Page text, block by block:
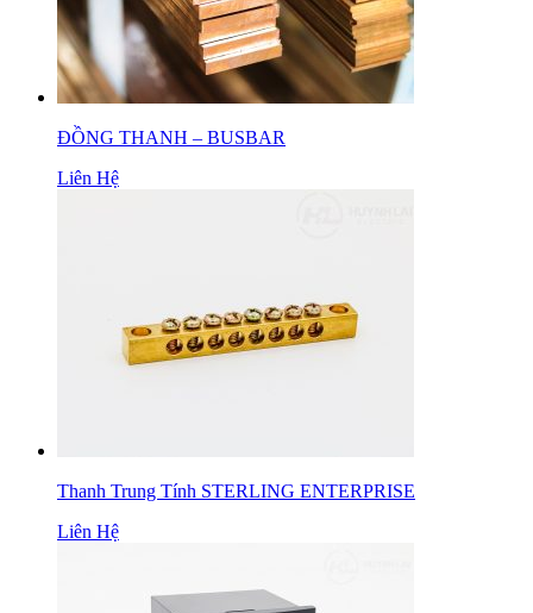
ĐỒNG THANH – BUSBAR
Liên Hệ
Thanh Trung Tính STERLING ENTERPRISE
Liên Hệ